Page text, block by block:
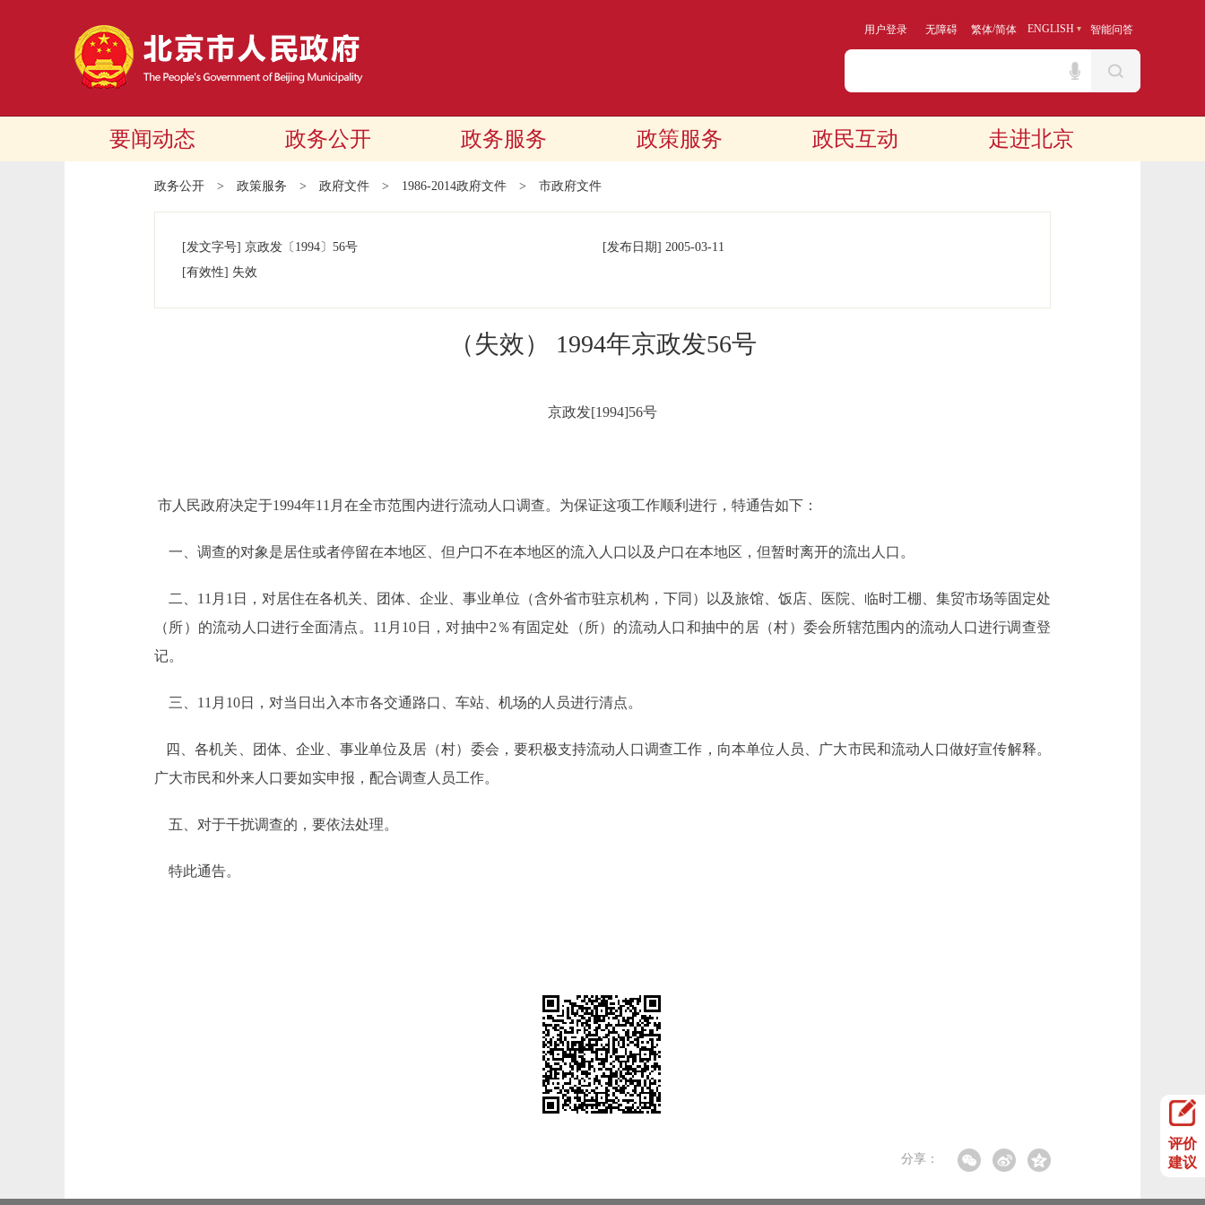
用户登录 无障碍 繁体/简体 ENGLISH 智能问答
要闻动态 政务公开 政务服务 政策服务 政民互动 走进北京
政务公开 > 政策服务 > 政府文件 > 1986-2014政府文件 > 市政府文件
[发文字号] 京政发 〔1994〕 56号 [发布日期] 2005-03-11
[有效性] 失效
（失效） 1994年京政发56号
京政发[1994]56号
市人民政府决定于1994年11月在全市范围内进行流动人口调查。为保证这项工作顺利进行，特通告如下：
一、调查的对象是居住或者停留在本地区、但户口不在本地区的流入人口以及户口在本地区，但暂时离开的流出人口。
二、11月1日，对居住在各机关、团体、企业、事业单位（含外省市驻京机构，下同）以及旅馆、饭店、医院、临时工棚、集贸市场等固定处
（所）的流动人口进行全面清点。11月10日，对抽中2％有固定处（所）的流动人口和抽中的居（村）委会所辖范围内的流动人口进行调查登
记。
三、11月10日，对当日出入本市各交通路口、车站、机场的人员进行清点。
四、各机关、团体、企业、事业单位及居（村）委会，要积极支持流动人口调查工作，向本单位人员、广大市民和流动人口做好宣传解释。
广大市民和外来人口要如实申报，配合调查人员工作。
五、对于干扰调查的，要依法处理。
特此通告。
分享：
评价
建议